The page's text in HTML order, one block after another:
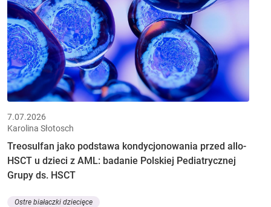
7.07.2026
Karolina Słotosch
Treosulfan jako podstawa kondycjonowania przed allo-
HSCT u dzieci z AML: badanie Polskiej Pediatrycznej
Grupy ds. HSCT
Ostre białaczki dziecięce